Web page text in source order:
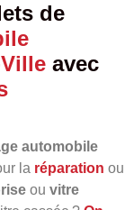
de
avec
automobile
la réparation ou
ou vitre